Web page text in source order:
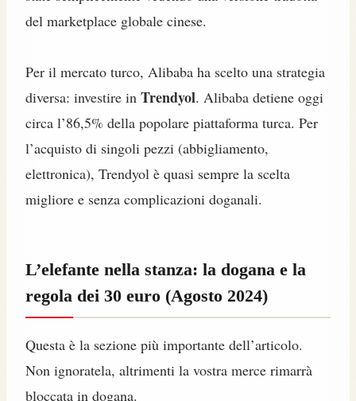
del marketplace globale cinese.
Per il mercato turco, Alibaba ha scelto una strategia
diversa: investire in Trendyol. Alibaba detiene oggi
circa l’86,5% della popolare piattaforma turca. Per
l’acquisto di singoli pezzi (abbigliamento,
elettronica), Trendyol è quasi sempre la scelta
migliore e senza complicazioni doganali.
L’elefante nella stanza: la dogana e la
regola dei 30 euro (Agosto 2024)
Questa è la sezione più importante dell’articolo.
Non ignoratela, altrimenti la vostra merce rimarrà
bloccata in dogana.